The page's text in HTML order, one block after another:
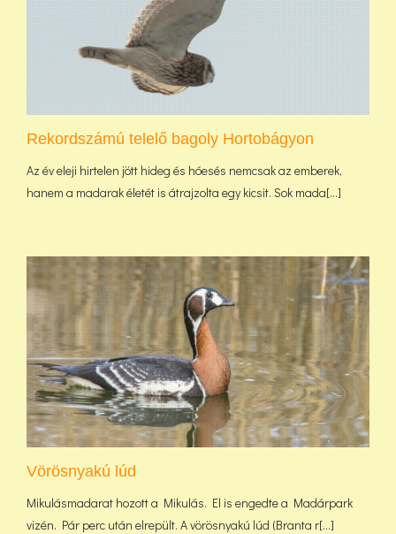
Rekordszámú telelő bagoly Hortobágyon
Az év eleji hirtelen jött hideg és hóesés nemcsak az emberek,
hanem a madarak életét is átrajzolta egy kicsit. Sok mada[...]
Vörösnyakú lúd
Mikulásmadarat hozott a Mikulás. El is engedte a Madárpark
vizén. Pár perc után elrepült. A vörösnyakú lúd (Branta r[...]